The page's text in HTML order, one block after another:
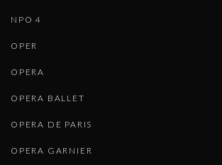
NPO 4
OPER
OPERA
OPERA BALLET
OPERA DE PARIS
OPERA GARNIER